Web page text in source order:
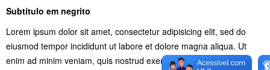
Subtítulo em negrito
Lorem ipsum dolor sit amet, consectetur adipisicing elit, sed do
eiusmod tempor incididunt ut labore et dolore magna aliqua. Ut
enim ad minim veniam, quis nostrud exercitation ullamco laboris